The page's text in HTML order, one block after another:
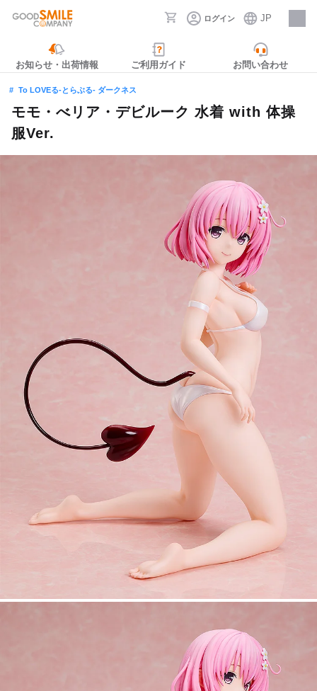
ログイン JP
採用情報
お知らせ・出荷情報 ご利用ガイド お問い合わせ
To LOVEる-とらぶる- ダークネス
モモ・べリア・デビルーク 水着 with 体操
服Ver.